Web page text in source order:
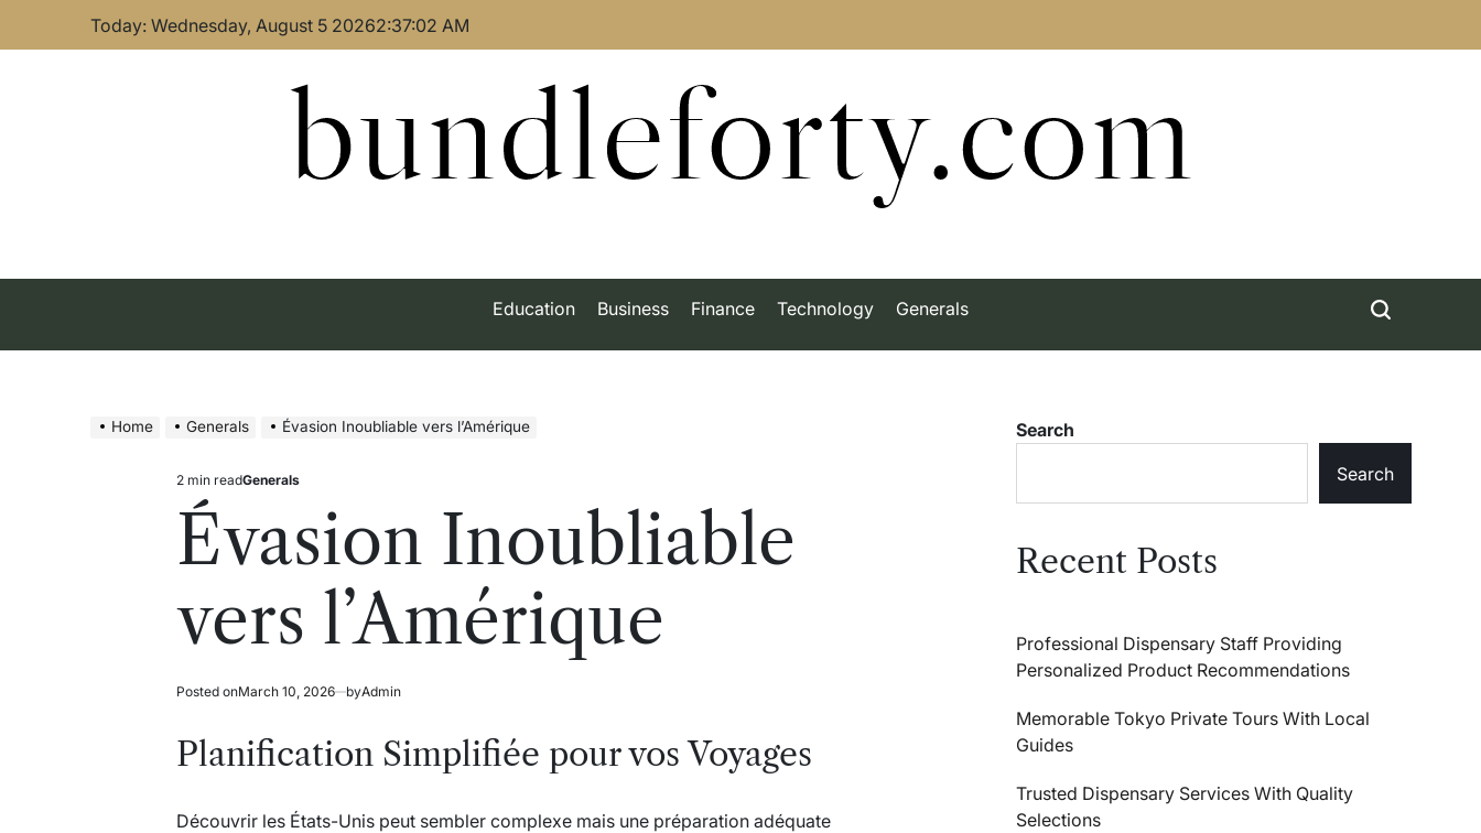
Today: Wednesday, August 5 20262:37:02 AM
bundleforty.com
Education Business Finance Technology Generals
Home Generals Évasion Inoubliable vers l’Amérique
Estimated
read
2 min readPosted
Generals
Évasion Inoubliable
vers l’Amérique
Posted onMarch 10, 2026 byAdmin
Planification Simplifiée pour vos Voyages
Découvrir les États-Unis peut sembler complexe mais une préparation adéquate
Search
Search
Recent Posts
Professional Dispensary Staff Providing
Personalized Product Recommendations
Memorable Tokyo Private Tours With Local
Guides
Trusted Dispensary Services With Quality
Selections